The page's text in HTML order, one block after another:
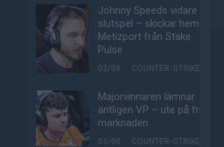
Johnny Speeds vidare till
slutspel – skickar hem
Metizport från Stake
Pulse
03/08 COUNTER-STRIKE
Majorvinnaren lämnar
äntligen VP – ute på fria
marknaden
03/08 COUNTER-STRIKE